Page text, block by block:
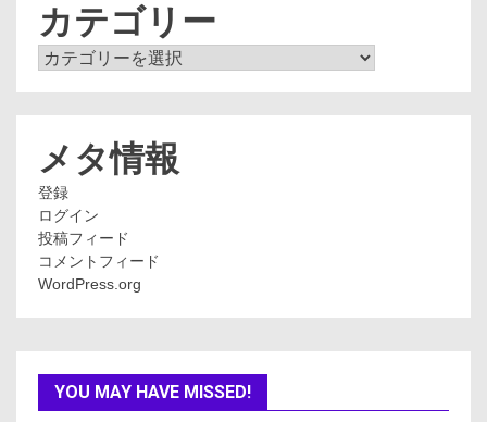
カテゴリー
カ
メタ情報
登録
ログイン
投稿フィード
コメントフィード
WordPress.org
YOU MAY HAVE MISSED!